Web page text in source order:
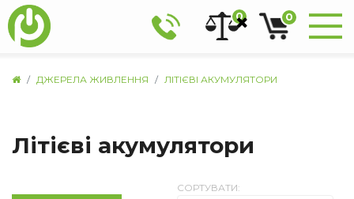
0 0
ДЖЕРЕЛА ЖИВЛЕННЯ ЛІТІЄВІ АКУМУЛЯТОРИ
Літієві акумулятори
СОРТУВАТИ: